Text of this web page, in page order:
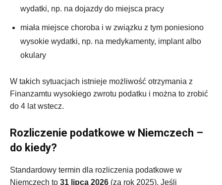
wydatki, np. na dojazdy do miejsca pracy
miała miejsce choroba i w związku z tym poniesiono
wysokie wydatki, np. na medykamenty, implant albo
okulary
W takich sytuacjach istnieje możliwość otrzymania z
Finanzamtu wysokiego zwrotu podatku i można to zrobić
do 4 lat wstecz.
Rozliczenie podatkowe w Niemczech –
do kiedy?
Standardowy termin dla rozliczenia podatkowe w
Niemczech to 31 lipca 2026 (za rok 2025). Jeśli